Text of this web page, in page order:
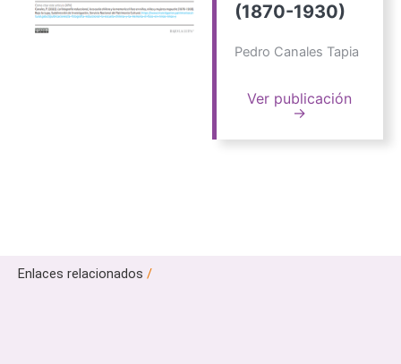
(1870-1930)
Pedro Canales Tapia
Ver publicación
→
Enlaces relacionados /